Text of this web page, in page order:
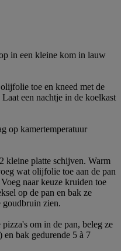
in een kleine kom in lauw
toe en kneed met de
een nachtje in de koelkast
op kamertemperatuur
kleine platte schijven. Warm
wat olijfolie toe aan de pan
naar keuze kruiden toe
op de pan en bak ze
goudbruin zien.
om in de pan, beleg ze
en bak gedurende 5 à 7